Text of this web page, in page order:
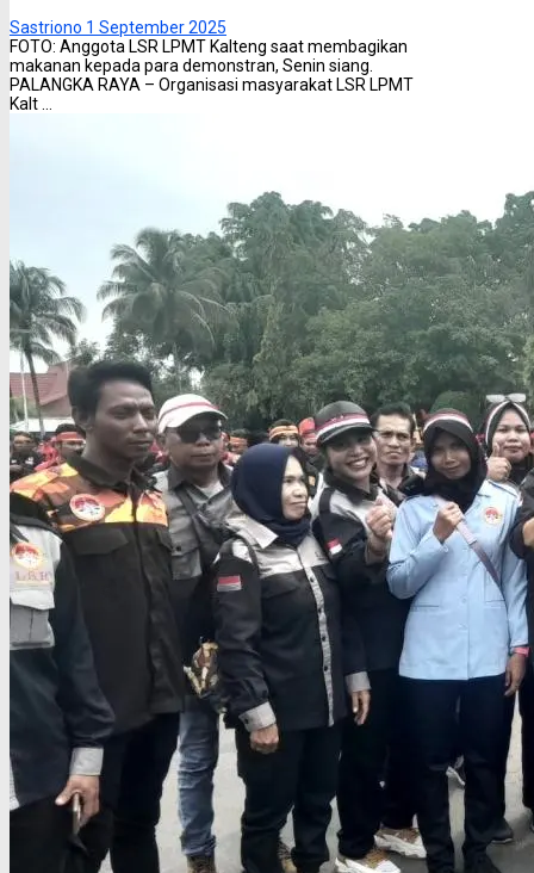
Sastriono 1 September 2025
FOTO: Anggota LSR LPMT Kalteng saat membagikan
makanan kepada para demonstran, Senin siang.
PALANGKA RAYA – Organisasi masyarakat LSR LPMT
Kalt ...